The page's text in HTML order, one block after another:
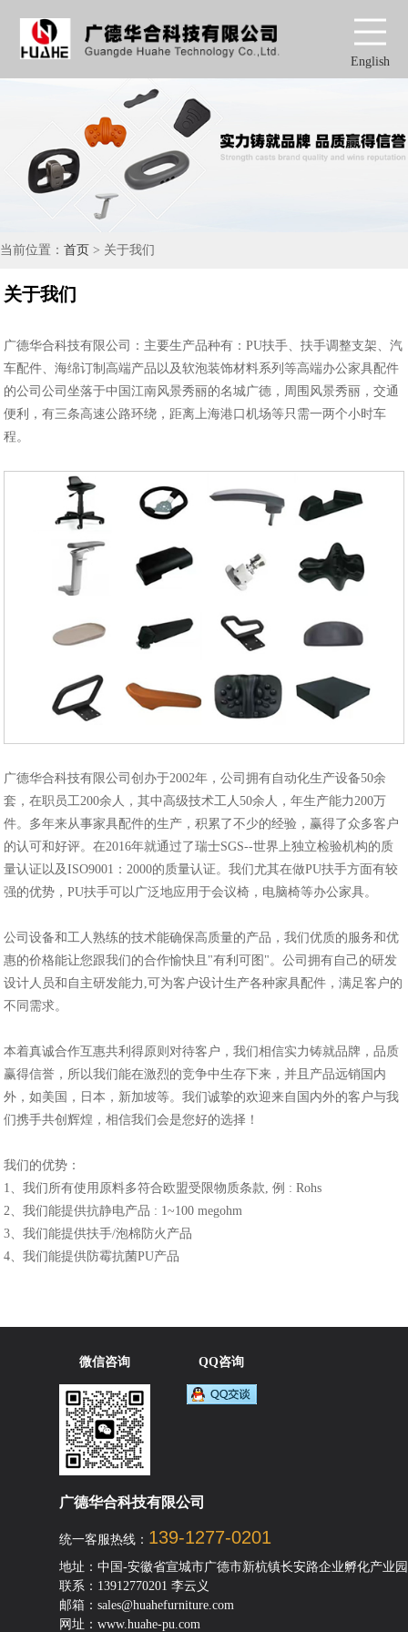
English
当前位置： 首页 > 关于我们
关于我们
广德华合科技有限公司：主要生产品种有：PU扶手、扶手调整支架、汽
车配件、海绵订制高端产品以及软泡装饰材料系列等高端办公家具配件
的公司公司坐落于中国江南风景秀丽的名城广德，周围风景秀丽，交通
便利，有三条高速公路环绕，距离上海港口机场等只需一两个小时车
程。
广德华合科技有限公司创办于2002年，公司拥有自动化生产设备50余
套，在职员工200余人，其中高级技术工人50余人，年生产能力200万
件。多年来从事家具配件的生产，积累了不少的经验，赢得了众多客户
的认可和好评。在2016年就通过了瑞士SGS--世界上独立检验机构的质
量认证以及ISO9001：2000的质量认证。我们尤其在做PU扶手方面有较
强的优势，PU扶手可以广泛地应用于会议椅，电脑椅等办公家具。
公司设备和工人熟练的技术能确保高质量的产品，我们优质的服务和优
惠的价格能让您跟我们的合作愉快且"有利可图"。公司拥有自己的研发
设计人员和自主研发能力,可为客户设计生产各种家具配件，满足客户的
不同需求。
本着真诚合作互惠共利得原则对待客户，我们相信实力铸就品牌，品质
赢得信誉，所以我们能在激烈的竞争中生存下来，并且产品远销国内
外，如美国，日本，新加坡等。我们诚挚的欢迎来自国内外的客户与我
们携手共创辉煌，相信我们会是您好的选择！
我们的优势：
1、我们所有使用原料多符合欧盟受限物质条款, 例 : Rohs
2、我们能提供抗静电产品 : 1~100 megohm
3、我们能提供扶手/泡棉防火产品
4、我们能提供防霉抗菌PU产品
微信咨询 QQ咨询
广德华合科技有限公司
统一客服热线： 139-1277-0201
地址：中国-安徽省宣城市广德市新杭镇长安路企业孵化产业园
联系：13912770201 李云义
邮箱：sales@huahefurniture.com
网址：www.huahe-pu.com